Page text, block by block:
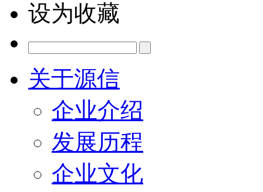
设为收藏
关于源信
企业介绍
发展历程
企业文化